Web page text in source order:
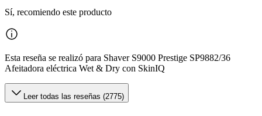
Sí, recomiendo este producto
Esta reseña se realizó para Shaver S9000 Prestige SP9882/36
Afeitadora eléctrica Wet & Dry con SkinIQ
Leer todas las reseñas (2775)